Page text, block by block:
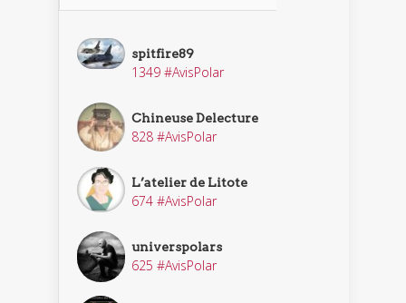
spitfire89
1349 #AvisPolar
Chineuse Delecture
828 #AvisPolar
L’atelier de Litote
674 #AvisPolar
universpolars
625 #AvisPolar